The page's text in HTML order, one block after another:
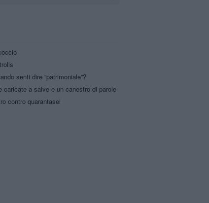
senti dire “patrimoniale”?
caricate a salve e un canestro di parole
contro quarantasei